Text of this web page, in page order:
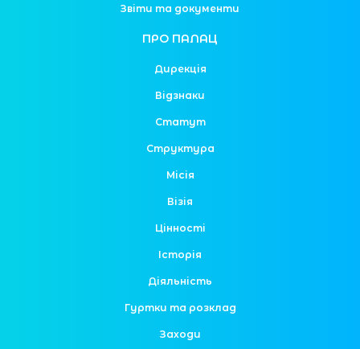
Звіти та документи
ПРО ПАЛАЦ
Дирекція
Відзнаки
Статут
Структура
Місія
Візія
Цінності
Історія
Діяльність
Гуртки та розклад
Заходи